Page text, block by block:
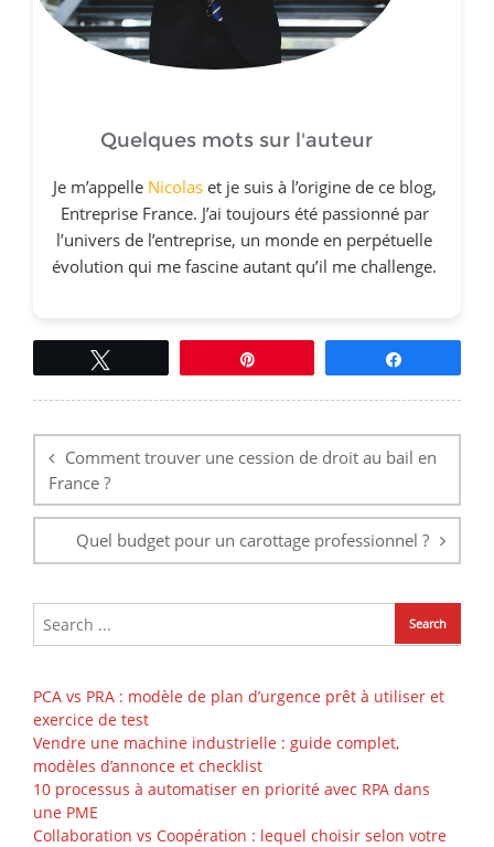
Quelques mots sur l'auteur
Je m’appelle Nicolaset je suis à l’origine de ce blog,
Entreprise France. J’ai toujours été passionné par
l’univers de l’entreprise, un monde en perpétuelle
évolution qui me fascine autant qu’il me challenge.
de
l’articleComment trouver une cession de droit au bail en
France ?
Quel budget pour un carottage professionnel ?
PCA vs PRA : modèle de plan d’urgence prêt à utiliser et
exercice de test
Vendre une machine industrielle : guide complet,
modèles d’annonce et checklist
10 processus à automatiser en priorité avec RPA dans
une PME
Collaboration vs Coopération : lequel choisir selon votre